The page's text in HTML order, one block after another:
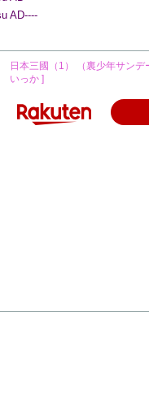
AD----
日本三國（1） （裏少年サンデ
いっか ]